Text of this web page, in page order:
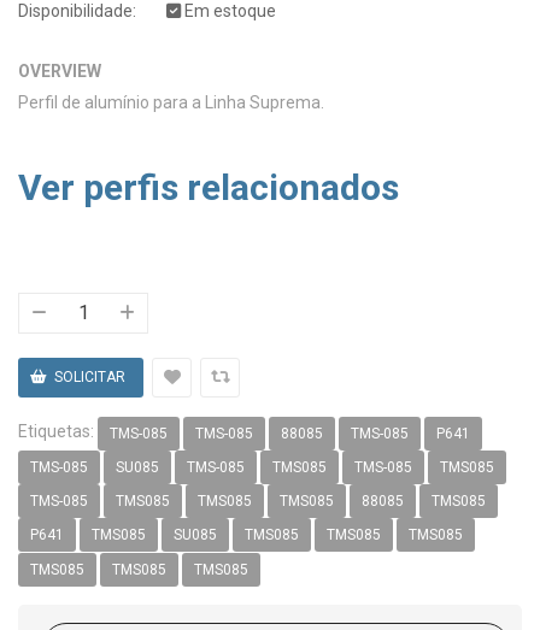
Disponibilidade:
Em estoque
OVERVIEW
Perfil de alumínio para a Linha Suprema.
Ver perfis relacionados
Etiquetas: TMS-085 TMS-085 88085 TMS-085 P641
TMS-085 SU085 TMS-085 TMS085 TMS-085 TMS085
TMS-085 TMS085 TMS085 TMS085 88085 TMS085
P641 TMS085 SU085 TMS085 TMS085 TMS085
TMS085 TMS085 TMS085